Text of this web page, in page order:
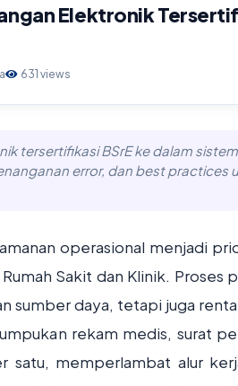
Elektronik
631 views
tersertifikasi BSrE ke dalam
error, dan best practices
operasional menjadi
Sakit dan Klinik. Proses
sumber daya, tetapi juga
rekam medis, surat
satu, memperlambat alur